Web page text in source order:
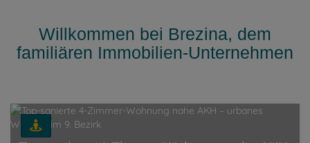
Willkommen bei Brezina, dem
familiären Immobilien-Unternehmen